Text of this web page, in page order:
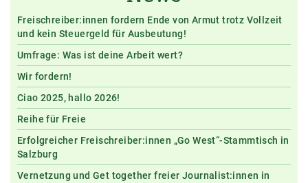
Freischreiber:innen fordern Ende von Armut trotz Vollzeit
und kein Steuergeld für Ausbeutung!
Umfrage: Was ist deine Arbeit wert?
Wir fordern!
Ciao 2025, hallo 2026!
Reihe für Freie
Erfolgreicher Freischreiber:innen „Go West“-Stammtisch in
Salzburg
Vernetzung und Get together freier Journalist:innen in